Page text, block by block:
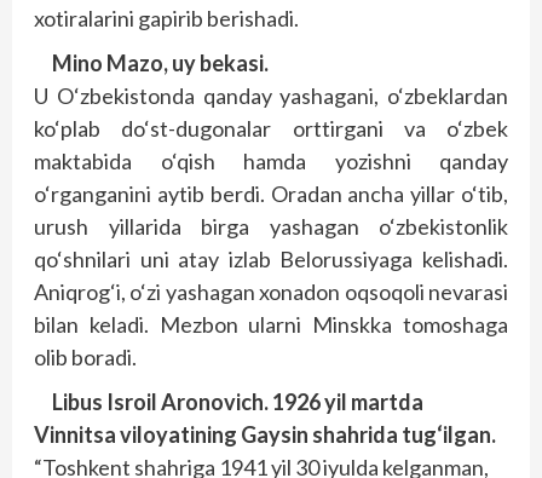
xotiralarini gapirib berishadi.
Mino Mazo, uy bekasi.
U O‘zbekistonda qanday yashagani, o‘zbeklardan
ko‘plab do‘st-dugonalar orttirgani va o‘zbek
maktabida o‘qish hamda yozishni qanday
o‘rganganini aytib berdi. Oradan ancha yillar o‘tib,
urush yillarida birga yashagan o‘zbekistonlik
qo‘shnilari uni atay izlab Belorussiyaga kelishadi.
Aniqrog‘i, o‘zi yashagan xonadon oqsoqoli nevarasi
bilan keladi. Mezbon ularni Minskka tomoshaga
olib boradi.
Libus Isroil Aronovich. 1926 yil martda
Vinnitsa viloyatining Gaysin shahrida tug‘ilgan.
“Toshkent shahriga 1941 yil 30 iyulda kelganman,